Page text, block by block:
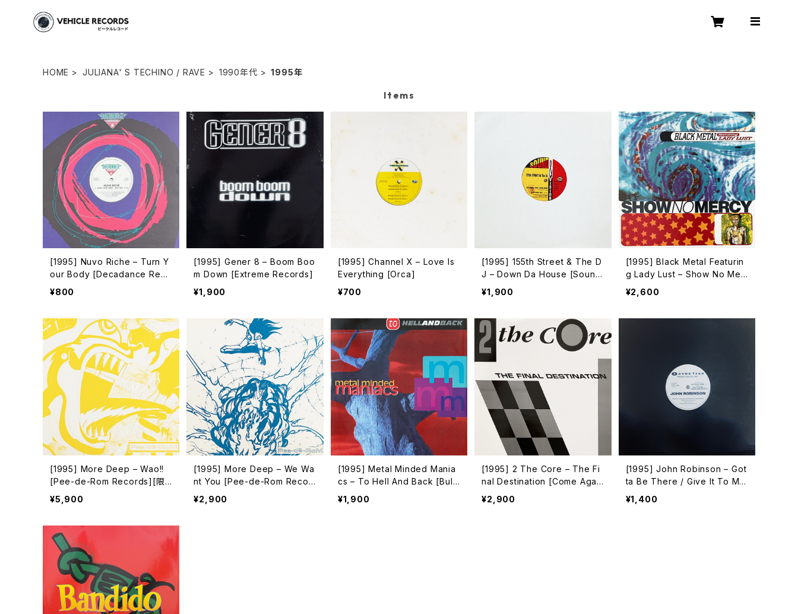
HOME JULIANA' S TECHINO / RAVE 1990年代 1995年
Items
[1995] Nuvo Riche – Turn Y
our Body [Decadance Reco
rds]
¥800
[1995] Gener 8 – Boom Boo
m Down [Extreme Records]
¥1,900
[1995] Channel X – Love Is
Everything [Orca]
¥700
[1995] 155th Street & The D
J – Down Da House [Sound
& Vision]
¥1,900
[1995] Black Metal Featurin
g Lady Lust – Show No Mer
cy [Bulldozer Records]
¥2,600
[1995] More Deep – Wao!!
[Pee-de-Rom Records][限
定盤]
¥5,900
[1995] More Deep – We Wa
nt You [Pee-de-Rom Recor
ds]
¥2,900
[1995] Metal Minded Mania
cs – To Hell And Back [Bull
dozer Records]
¥1,900
[1995] 2 The Core – The Fi
nal Destination [Come Agai
n Music][ホワイトレーベル]
¥2,900
[1995] John Robinson – Got
ta Be There / Give It To Me
[Avex Trax]
¥1,400